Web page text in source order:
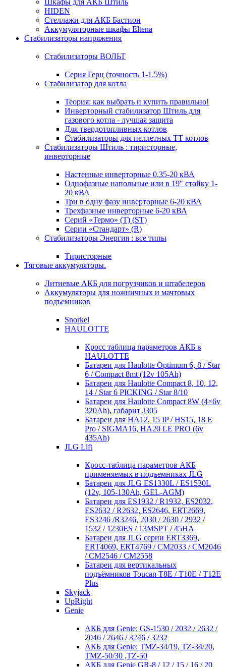
Шкафы для АКБ Штиль
HIDEN
Стеллажи для АКБ Бастион
Аккумуляторные шкафы Eltena
Стабилизаторы напряжения
Стабилизаторы ВОЛЬТ
Серия Герц (точность 1-1.5%)
Стабилизатор для котла
Теория: как выбрать и купить правильно!
Инверторный стабилизатор Штиль для
газового котла - лучшая защита
Для твердотопливных котлов
Стабилизаторы для пеллетных ТТ котлов
Стабилизаторы Штиль : тиристорные,
инверторные
Настенные инверторные 0,35-20 кВА
Однофазные напольные или в 19" стойку 1-
20 кВА
Три в одну фазу инверторные 6-20 кВА
Трехфазные инверторные 6-20 кВА
Серий «Термо» (T) (ST)
Серии «Стандарт» (R)
Стабилизаторы Энергия : все типы
Тиристорные
Тяговые аккумуляторы.
Литиевые АКБ для погрузчиков и штабелеров
Аккумуляторы для ножничных и мачтовых
подъемников
Snorkel
HAULOTTE
Кросc таблица параметров АКБ в
HAULOTTE
Батареи для Haulotte Optimum 6, 8 / Star
6 / Compact 8mt (12v 105Ah)
Батареи для Haulotte Compact 8, 10, 12,
14 / Star 6 PICKING / Star 8/10
Батареи для Haulotte Compact 8W (4×6v
320Ah), габарит J305
Батареи для HA12, 15 IP / HS15, 18 E
Pro / SIGMA16, HA20 LE PRO (6v
435Ah)
JLG Lift
Кросc-таблица параметров АКБ
применяемых в подъемниках JLG
Батареи для JLG ES1330L / ES1530L
(12v, 105-130Ah, GEL-AGM)
Батареи для ES1932 / R1932, ES2032,
ES2632 / R2632, ES2646, ERT2669,
ES3246 /R3246, 2030 / 2630 / 2932 /
1532 / 1230ES / 13MSPT / 45HA
Батареи для JLG серии ERT3369,
ERT4069, ERT4769 / CM2033 / CM2046
/ CM2546 / CM2558
Батареи для вертикальных
подъёмников Toucan T8E / T10E / T12E
Plus
Skyjack
UpRight
Genie
АКБ для Genie: GS-1530 / 2032 / 2632 /
2046 / 2646 / 3246 / 3232
АКБ для Genie: TMZ-34/19, TZ-34/20,
TMZ-50/30 ,TZ-50
АКБ для Genie GR-8 / 12 / 15 / 16 / 20